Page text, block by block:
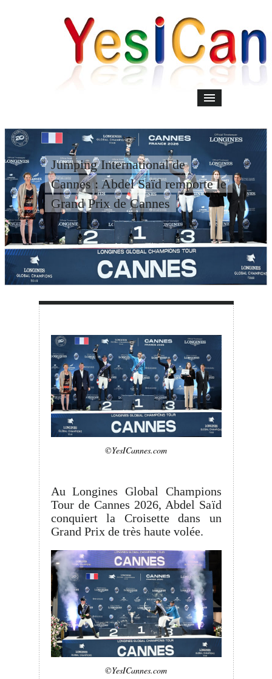
Jumping International de
Cannes : Abdel Saïd remporte le
Grand Prix de Cannes
©YesICannes.com
Au Longines Global Champions
Tour de Cannes 2026, Abdel Saïd
conquiert la Croisette dans un
Grand Prix de très haute volée.
©YesICannes.com